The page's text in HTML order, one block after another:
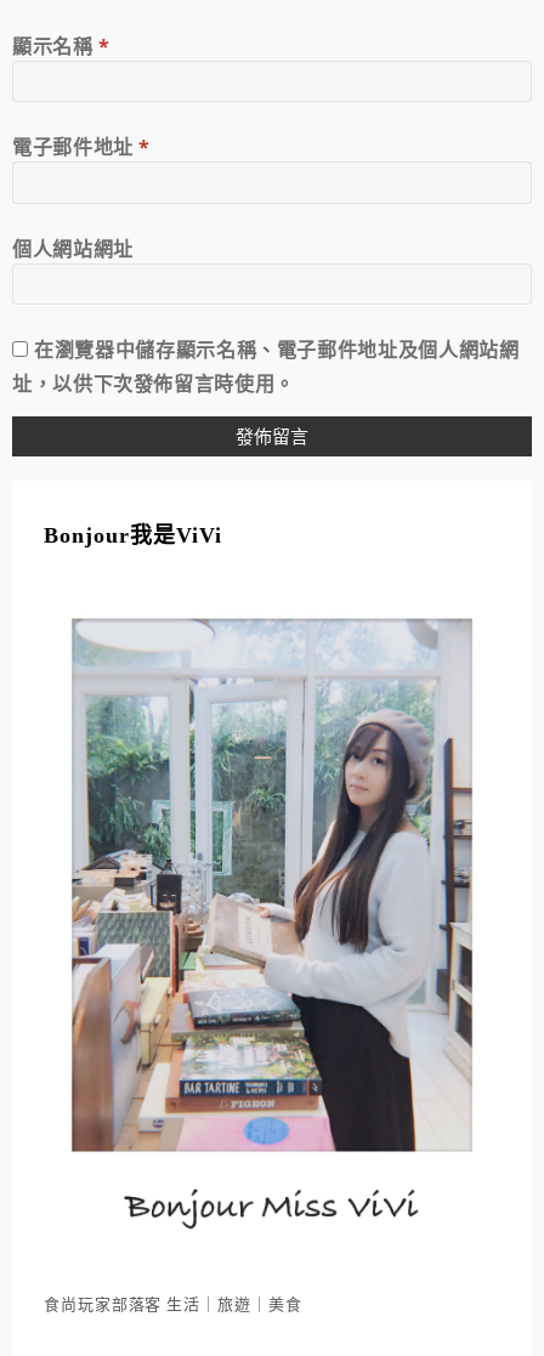
顯示名稱*
電子郵件地址*
個人網站網址
在瀏覽器中儲存顯示名稱、電子郵件地址及個人網站網
址，以供下次發佈留言時使用。
Bonjour我是ViVi
食尚玩家部落客 生活｜旅遊｜美食